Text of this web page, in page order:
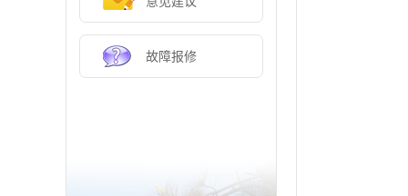
故障报修